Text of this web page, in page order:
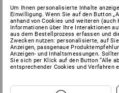
Um Ihnen personalisierte Inhalte
Einwilligung. Wenn Sie auf den Button
anhand von Cookies und weiteren
Informationen über Ihre Interaktionen
aus dem Bestellprozess erfassen und
Zwecken nutzen: personalisierte, auf
Anzeigen, passgenaue
Anzeigen- und Inhaltsmessungen.
Sie sich per Klick auf den Button “Alle
entsprechender Cookies und Verfahren